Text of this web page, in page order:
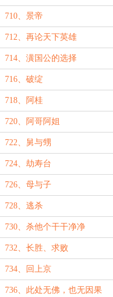
710、景帝
712、再论天下英雄
714、潢国公的选择
716、破绽
718、阿桂
720、阿哥阿姐
722、舅与甥
724、劫寿台
726、母与子
728、逃杀
730、杀他个干干净净
732、长胜、求败
734、回上京
736、此处无佛，也无因果